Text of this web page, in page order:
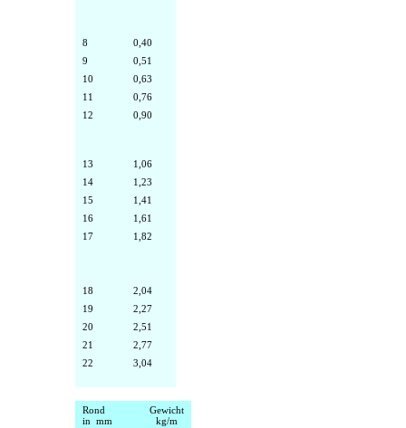
8
0,40
9
0,51
10
0,63
11
0,76
12
0,90
13
1,06
14
1,23
15
1,41
16
1,61
17
1,82
18
2,04
19
2,27
20
2,51
21
2,77
22
3,04
Rond
in mm
Gewicht
kg/m